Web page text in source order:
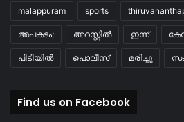
malappuram sports
അപകടം; അറസ്റ്റിൽ ഇന്ന്
പിടിയിൽ പൊലീസ് മരിച്ചു
Find us on Facebook